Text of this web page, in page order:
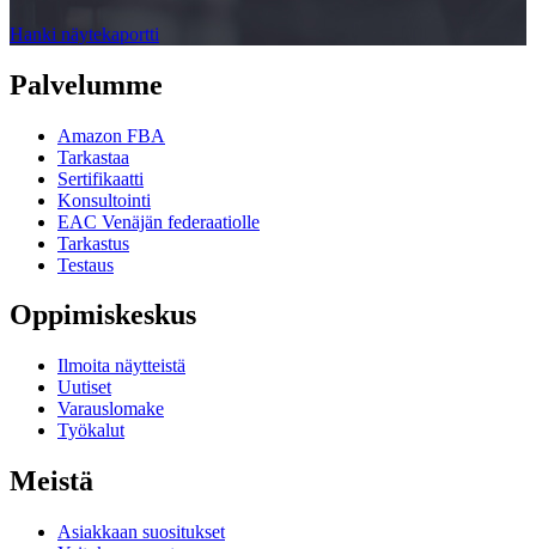
Hanki näytekaportti
Palvelumme
Amazon FBA
Tarkastaa
Sertifikaatti
Konsultointi
EAC Venäjän federaatiolle
Tarkastus
Testaus
Oppimiskeskus
Ilmoita näytteistä
Uutiset
Varauslomake
Työkalut
Meistä
Asiakkaan suositukset